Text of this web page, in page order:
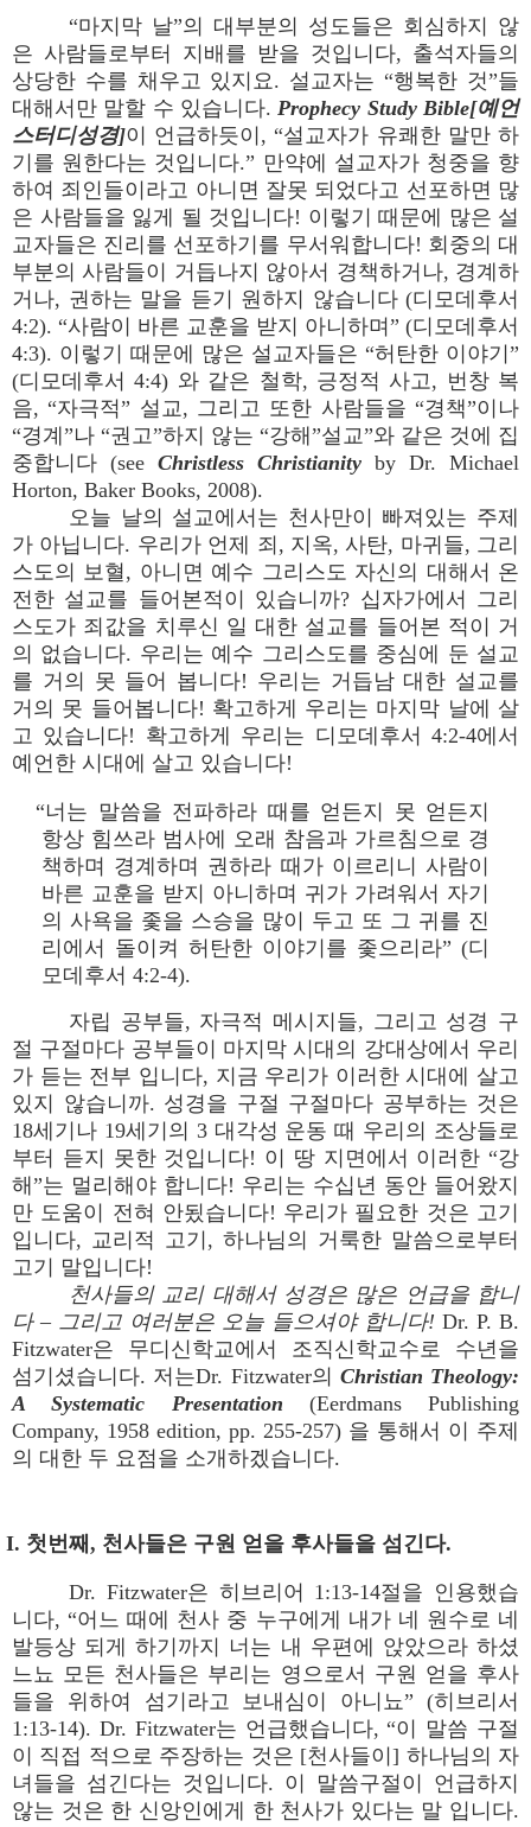
“마지막 날”의 대부분의 성도들은 회심하지 않
은 사람들로부터 지배를 받을 것입니다, 출석자들의
상당한 수를 채우고 있지요. 설교자는 “행복한 것”들
대해서만 말할 수 있습니다.Prophecy Study Bible[예언
스터디성경]이 언급하듯이, “설교자가 유쾌한 말만 하
기를 원한다는 것입니다.” 만약에 설교자가 청중을 향
하여 죄인들이라고 아니면 잘못 되었다고 선포하면 많
은 사람들을 잃게 될 것입니다! 이렇기 때문에 많은 설
교자들은 진리를 선포하기를 무서워합니다! 회중의 대
부분의 사람들이 거듭나지 않아서 경책하거나, 경계하
거나, 권하는 말을 듣기 원하지 않습니다 (디모데후서
4:2). “사람이 바른 교훈을 받지 아니하며” (디모데후서
4:3). 이렇기 때문에 많은 설교자들은 “허탄한 이야기”
(디모데후서 4:4) 와 같은 철학, 긍정적 사고, 번창 복
음, “자극적” 설교, 그리고 또한 사람들을 “경책”이나
“경계”나 “권고”하지 않는 “강해”설교”와 같은 것에 집
중합니다 (see Christless Christianity by Dr. Michael
Horton, Baker Books, 2008).
오늘 날의 설교에서는 천사만이 빠져있는 주제
가 아닙니다. 우리가 언제 죄, 지옥, 사탄, 마귀들, 그리
스도의 보혈, 아니면 예수 그리스도 자신의 대해서 온
전한 설교를 들어본적이 있습니까? 십자가에서 그리
스도가 죄값을 치루신 일 대한 설교를 들어본 적이 거
의 없습니다. 우리는 예수 그리스도를 중심에 둔 설교
를 거의 못 들어 봅니다! 우리는 거듭남 대한 설교를
거의 못 들어봅니다! 확고하게 우리는 마지막 날에 살
고 있습니다! 확고하게 우리는 디모데후서 4:2-4에서
예언한 시대에 살고 있습니다!
“너는 말씀을 전파하라 때를 얻든지 못 얻든지
항상 힘쓰라 범사에 오래 참음과 가르침으로 경
책하며 경계하며 권하라 때가 이르리니 사람이
바른 교훈을 받지 아니하며 귀가 가려워서 자기
의 사욕을 좇을 스승을 많이 두고 또 그 귀를 진
리에서 돌이켜 허탄한 이야기를 좇으리라” (디
모데후서 4:2-4).
자립 공부들, 자극적 메시지들, 그리고 성경 구
절 구절마다 공부들이 마지막 시대의 강대상에서 우리
가 듣는 전부 입니다, 지금 우리가 이러한 시대에 살고
있지 않습니까. 성경을 구절 구절마다 공부하는 것은
18세기나 19세기의 3 대각성 운동 때 우리의 조상들로
부터 듣지 못한 것입니다! 이 땅 지면에서 이러한 “강
해”는 멀리해야 합니다! 우리는 수십년 동안 들어왔지
만 도움이 전혀 안됬습니다! 우리가 필요한 것은 고기
입니다, 교리적 고기, 하나님의 거룩한 말씀으로부터
고기 말입니다!
천사들의 교리 대해서 성경은 많은 언급을 합니
다 – 그리고 여러분은 오늘 들으셔야 합니다! Dr. P. B.
Fitzwater은 무디신학교에서 조직신학교수로 수년을
섬기셨습니다. 저는Dr. Fitzwater의 Christian Theology:
A Systematic Presentation (Eerdmans Publishing
Company, 1958 edition, pp. 255-257) 을 통해서 이 주제
의 대한 두 요점을 소개하겠습니다.
I. 첫번째, 천사들은 구원 얻을 후사들을 섬긴다.
Dr. Fitzwater은 히브리어 1:13-14절을 인용했습
니다, “어느 때에 천사 중 누구에게 내가 네 원수로 네
발등상 되게 하기까지 너는 내 우편에 앉았으라 하셨
느뇨 모든 천사들은 부리는 영으로서 구원 얻을 후사
들을 위하여 섬기라고 보내심이 아니뇨” (히브리서
1:13-14). Dr. Fitzwater는 언급했습니다, “이 말씀 구절
이 직접 적으로 주장하는 것은 [천사들이] 하나님의 자
녀들을 섬긴다는 것입니다. 이 말씀구절이 언급하지
않는 것은 한 신앙인에게 한 천사가 있다는 말 입니다.